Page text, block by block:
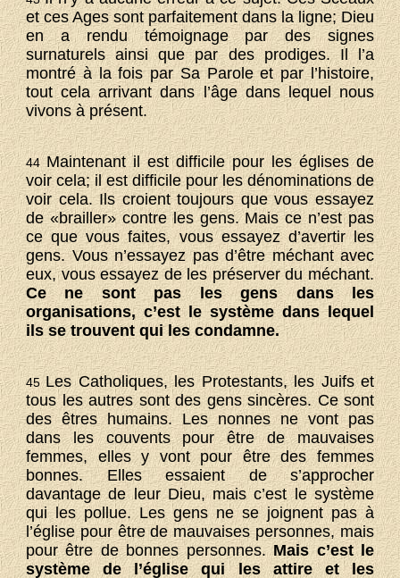
et ces Ages sont parfaitement dans la ligne; Dieu
en a rendu témoignage par des signes
surnaturels ainsi que par des prodiges. Il l’a
montré à la fois par Sa Parole et par l’histoire,
tout cela arrivant dans l’âge dans lequel nous
vivons à présent.
44Maintenant il est difficile pour les églises de
voir cela; il est difficile pour les dénominations de
voir cela. Ils croient toujours que vous essayez
de «brailler» contre les gens. Mais ce n’est pas
ce que vous faites, vous essayez d’avertir les
gens. Vous n’essayez pas d’être méchant avec
eux, vous essayez de les préserver du méchant.
Ce ne sont pas les gens dans les
organisations, c’est le système dans lequel
ils se trouvent qui les condamne.
45Les Catholiques, les Protestants, les Juifs et
tous les autres sont des gens sincères. Ce sont
des êtres humains. Les nonnes ne vont pas
dans les couvents pour être de mauvaises
femmes, elles y vont pour être des femmes
bonnes. Elles essaient de s’approcher
davantage de leur Dieu, mais c’est le système
qui les pollue. Les gens ne se joignent pas à
l’église pour être de mauvaises personnes, mais
pour être de bonnes personnes.Mais c’est le
système de l’église qui les attire et les